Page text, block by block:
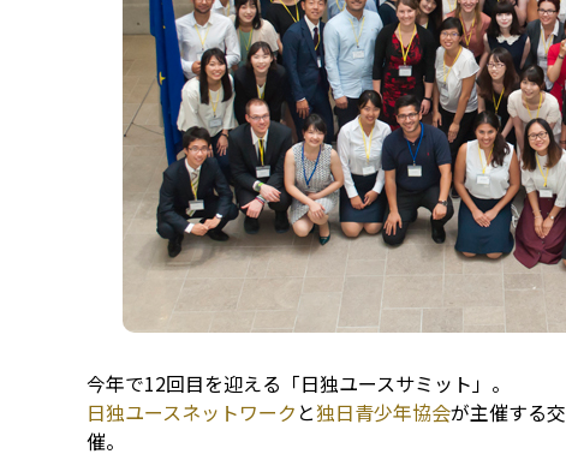
今年で12回目を迎える「日独ユースサミット」。
日独ユースネットワーク と独日青少年協会が主催する
催。